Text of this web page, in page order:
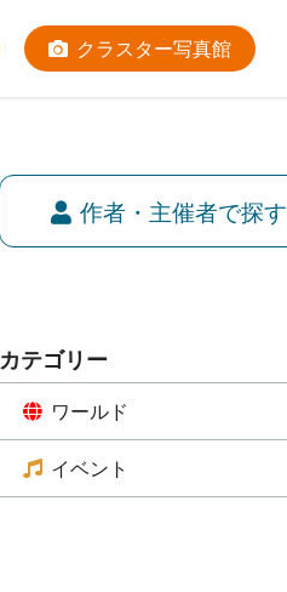
クラスター写真館
作者・主催者で探す
カテゴリー
ワールド
イベント